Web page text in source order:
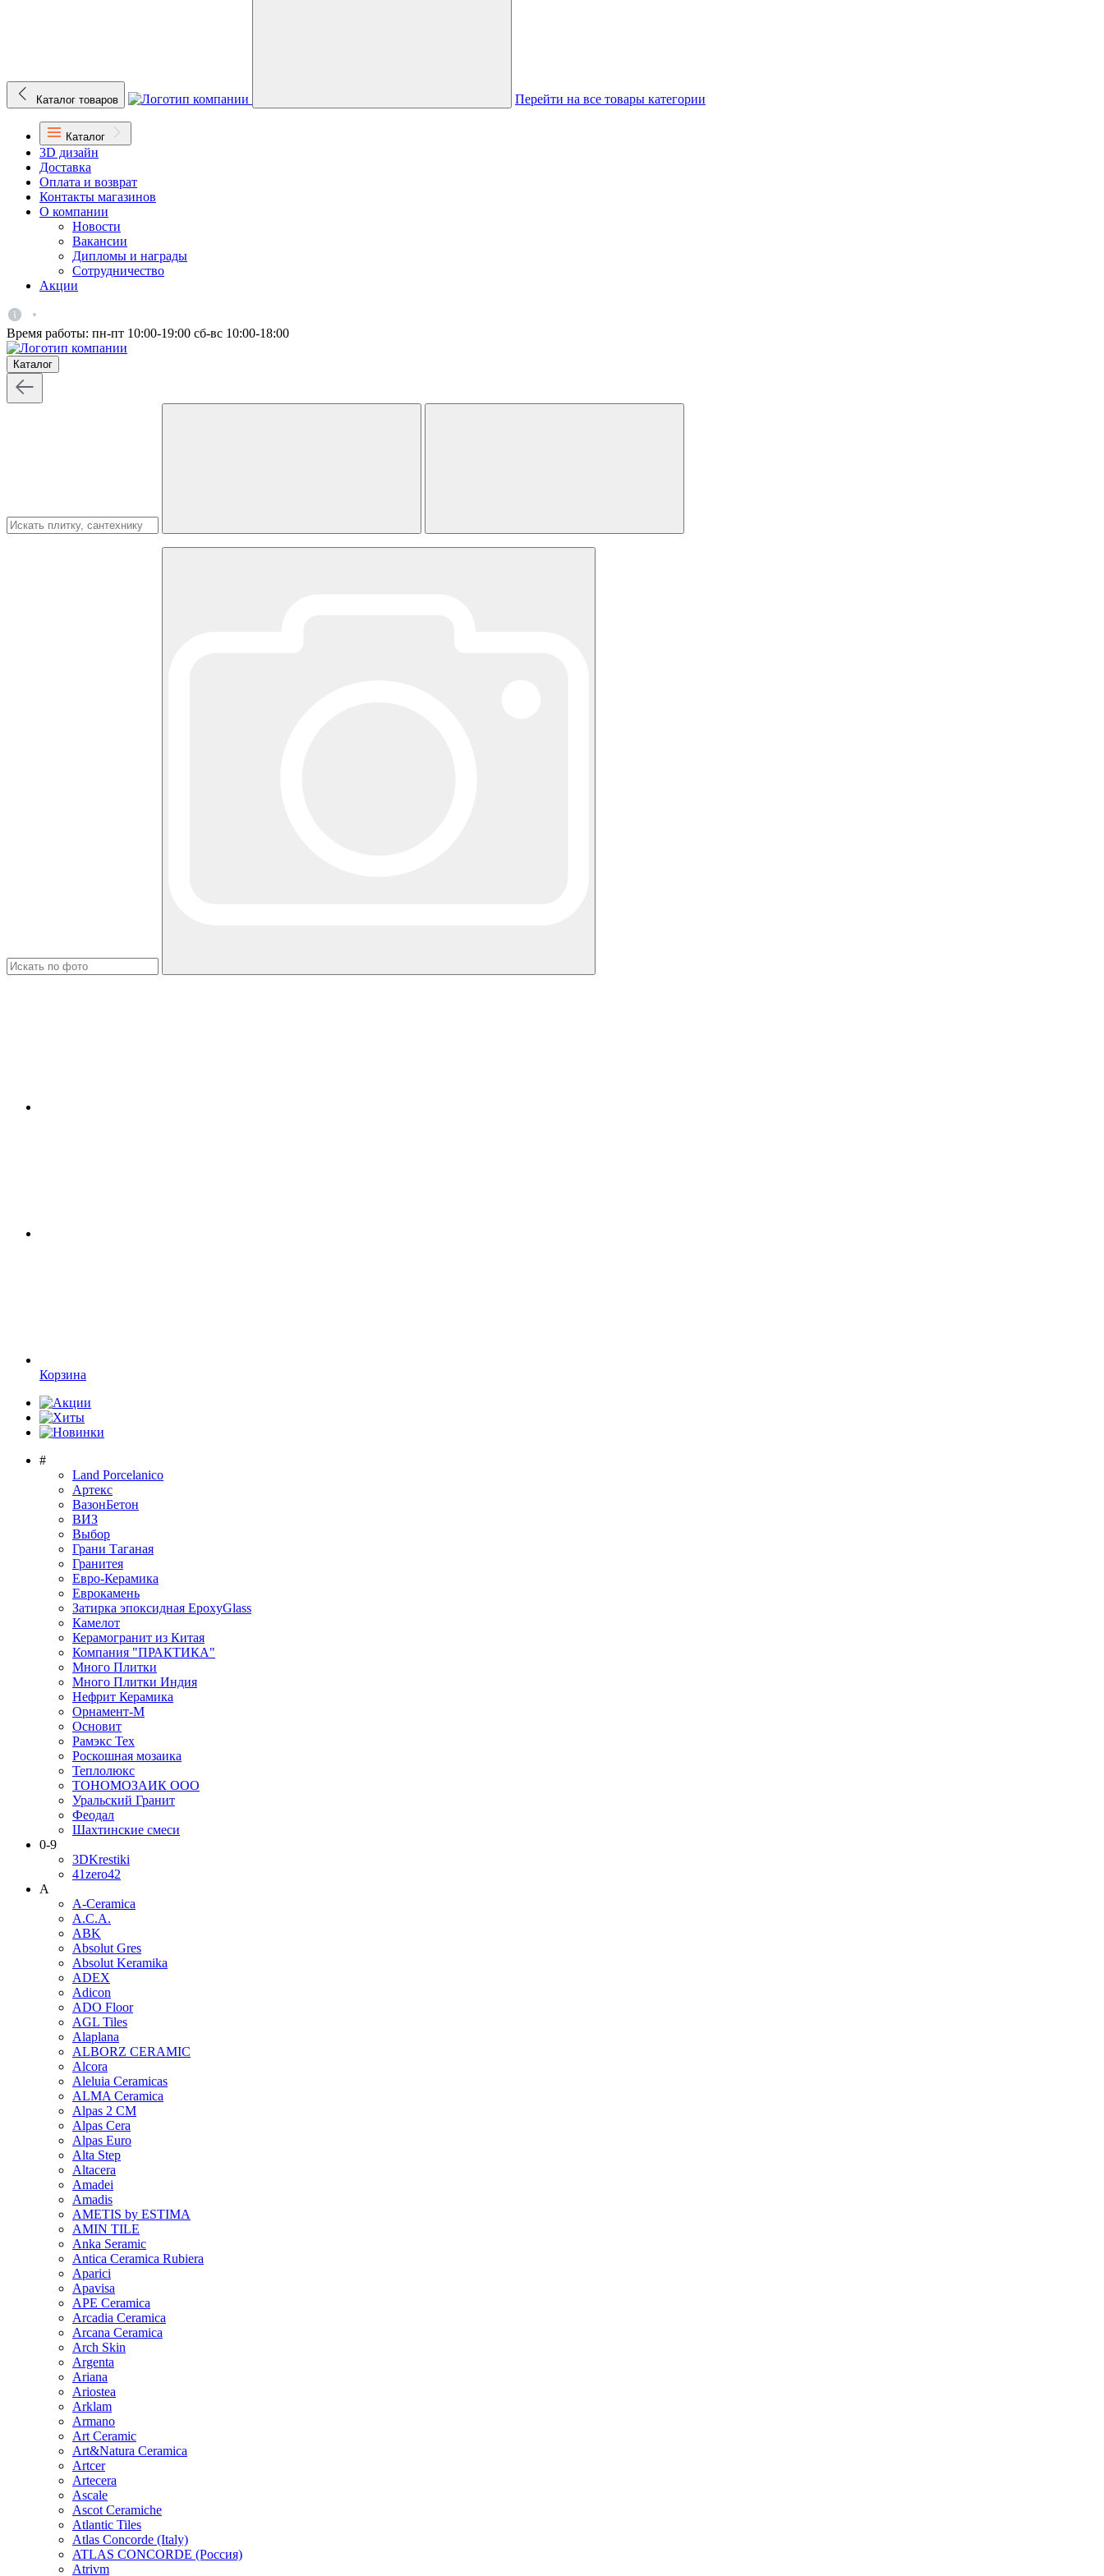
Каталог товаров Перейти на все товары категории
Каталог
3D дизайн
Доставка
Оплата и возврат
Контакты магазинов
О компании
Новости
Вакансии
Дипломы и награды
Сотрудничество
Акции
Время работы: пн-пт 10:00-19:00 сб-вс 10:00-18:00
Каталог
Корзина
#
Land Porcelanico
Артекс
ВазонБетон
ВИЗ
Выбор
Грани Таганая
Гранитея
Евро-Керамика
Еврокамень
Затирка эпоксидная EpoxyGlass
Камелот
Керамогранит из Китая
Компания "ПРАКТИКА"
Много Плитки
Много Плитки Индия
Нефрит Керамика
Орнамент-М
Основит
Рамэкс Тех
Роскошная мозаика
Теплолюкс
ТОНОМОЗАИК ООО
Уральский Гранит
Феодал
Шахтинские смеси
0-9
3DKrestiki
41zero42
A
A-Ceramica
A.C.A.
ABK
Absolut Gres
Absolut Keramika
ADEX
Adicon
ADO Floor
AGL Tiles
Alaplana
ALBORZ CERAMIC
Alcora
Aleluia Ceramicas
ALMA Ceramica
Alpas 2 CM
Alpas Cera
Alpas Euro
Alta Step
Altacera
Amadei
Amadis
AMETIS by ESTIMA
AMIN TILE
Anka Seramic
Antica Ceramica Rubiera
Aparici
Apavisa
APE Ceramica
Arcadia Ceramica
Arcana Ceramica
Arch Skin
Argenta
Ariana
Ariostea
Arklam
Armano
Art Ceramic
Art&Natura Ceramica
Artcer
Artecera
Ascale
Ascot Ceramiche
Atlantic Tiles
Atlas Concorde (Italy)
ATLAS CONCORDE (Россия)
Atrivm